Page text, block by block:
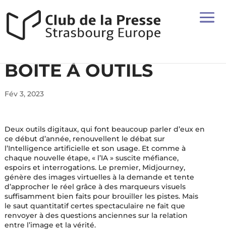
BOITE À OUTILS
Fév 3, 2023
Deux outils digitaux, qui font beaucoup parler d’eux en
ce début d’année, renouvellent le débat sur
l’Intelligence artificielle et son usage. Et comme à
chaque nouvelle étape, « l’IA » suscite méfiance,
espoirs et interrogations. Le premier, Midjourney,
génère des images virtuelles à la demande et tente
d’approcher le réel grâce à des marqueurs visuels
suffisamment bien faits pour brouiller les pistes. Mais
le saut quantitatif certes spectaculaire ne fait que
renvoyer à des questions anciennes sur la relation
entre l’image et la vérité.